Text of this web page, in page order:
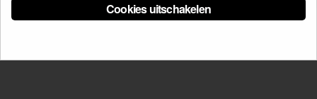
Cookies uitschakelen